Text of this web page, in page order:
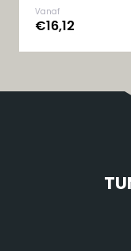
Vanaf
€16,12